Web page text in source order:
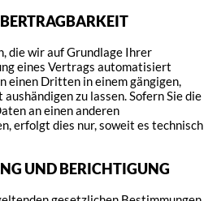
die wir auf Grundlage Ihrer
eines Vertrags automatisiert
einen Dritten in einem gängigen,
zu lassen. Sofern Sie die
an einen anderen
erfolgt dies nur, soweit es technisch
UND BERICHTIGUNG